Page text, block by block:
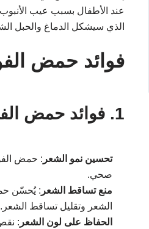
عند الأطفال بسبب عيب
الذي سيشكل الدماغ والحبل
فوائد حمض
1. فوائد حمض
تحسين نمو الشعر : حمض
صحي.
منع تساقط الشعر : يُحسّن
الشعر وتقليل تساقط الشعر.
الحفاظ على لون الشعر :